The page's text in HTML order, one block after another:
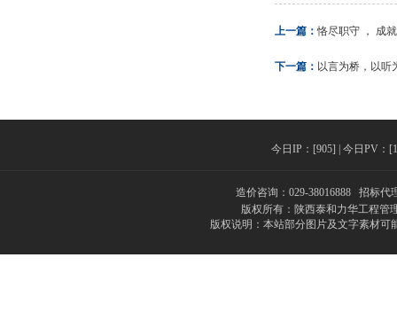
上一篇：恪尽职守 ， 成
下一篇： 以言为桥，以听
今日IP：[905] | 今日PV：
造价咨询：029-38016888 招标代
版权所有：陕西泰和力华工程管
版权说明：本站部分图片及文字素材